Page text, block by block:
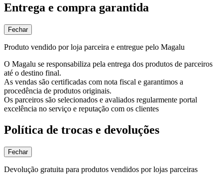
Entrega e compra garantida
Fechar
Produto vendido por loja parceira e entregue pelo Magalu
O Magalu se responsabiliza pela entrega dos produtos de parceiros
até o destino final.
As vendas são certificadas com nota fiscal e garantimos a
procedência de produtos originais.
Os parceiros são selecionados e avaliados regularmente portal
excelência no serviço e reputação com os clientes
Política de trocas e devoluções
Fechar
Devolução gratuita para produtos vendidos por lojas parceiras